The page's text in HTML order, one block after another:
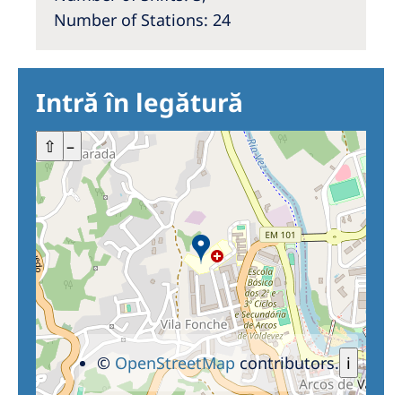
Number of Stations: 24
Intră în legătură
+ –
⇧
i
© OpenStreetMap contributors.